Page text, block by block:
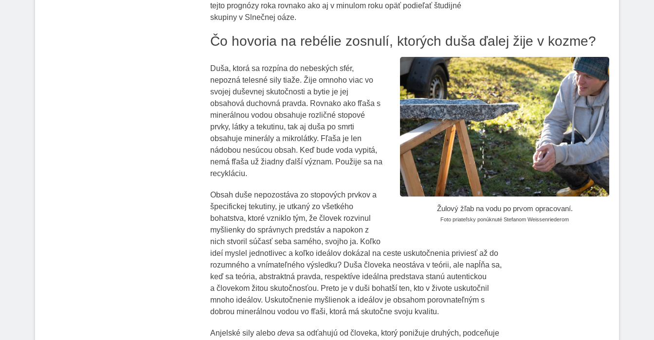
tejto prognózy roka rovnako ako aj v minulom roku opäť podieľať študijné
skupiny v Slnečnej oáze.
Čo hovoria na rebélie zosnulí, ktorých duša ďalej žije v kozme?
Žulový žľab na vodu po prvom opracovaní.
Foto priateľsky ponúknuté Stefanom Weissenriederom
Duša, ktorá sa rozpína do nebeských sfér,
nepozná telesné sily tiaže. Žije omnoho viac vo
svojej duševnej skutočnosti a bytie je jej
obsahová duchovná pravda. Rovnako ako fľaša s
minerálnou vodou obsahuje rozličné stopové
prvky, látky a tekutinu, tak aj duša po smrti
obsahuje minerály a mikrolátky. Fľaša je len
nádobou nesúcou obsah. Keď bude voda vypitá,
nemá fľaša už žiadny ďalší význam. Použije sa na
recykláciu.
Obsah duše nepozostáva zo stopových prvkov a
špecifickej tekutiny, je utkaný zo všetkého
bohatstva, ktoré vzniklo tým, že človek rozvinul
myšlienky do správnych predstáv a napokon z
nich stvoril súčasť seba samého, svojho ja. Koľko
ideí myslel jednotlivec a koľko ideálov dokázal na ceste uskutočnenia priviesť až do
rozumného a vnímateľného výsledku? Duša človeka neostáva v teórii, ale napĺňa sa,
keď sa teória, abstraktná pravda, respektíve ideálna predstava stanú autentickou
a človekom žitou skutočnosťou. Preto je v duši bohatší ten, kto v živote uskutočnil
mnoho ideálov. Uskutočnenie myšlienok a ideálov je obsahom porovnateľným s
dobrou minerálnou vodou vo fľaši, ktorá má skutočne svoju kvalitu.
Anjelské sily alebo deva sa odťahujú od človeka, ktorý ponižuje druhých, podceňuje